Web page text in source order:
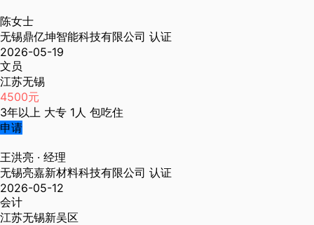
陈女士
无锡鼎亿坤智能科技有限公司 认证
2026-05-19
文员
江苏无锡
4500元
3年以上 大专 1人 包吃住
申请
王洪亮 · 经理
无锡亮嘉新材料科技有限公司 认证
2026-05-12
会计
江苏无锡新吴区